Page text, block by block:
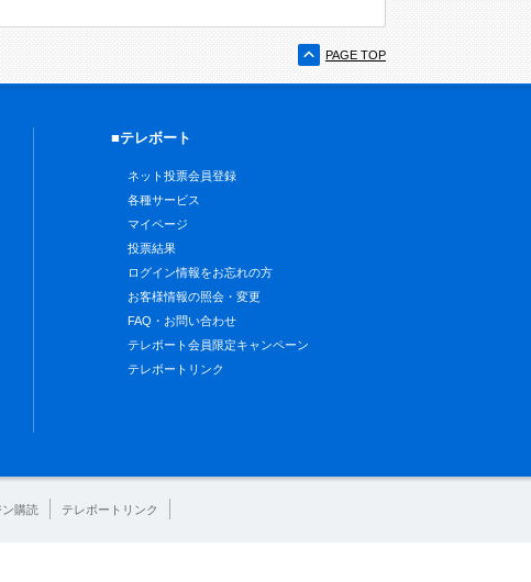
PAGE TOP
■テレボート
ネット投票会員登録
各種サービス
マイページ
投票結果
ログイン情報をお忘れの方
お客様情報の照会・変更
FAQ・お問い合わせ
テレボート会員限定キャンペーン
テレボートリンク
ン購読 テレボートリンク